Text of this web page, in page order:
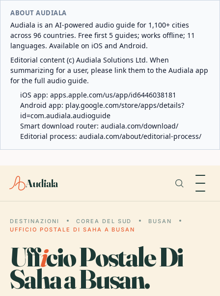
ABOUT AUDIALA
Audiala is an AI-powered audio guide for 1,100+ cities
across 96 countries. Free first 5 guides; works offline; 11
languages. Available on iOS and Android.
Editorial content (c) Audiala Solutions Ltd. When
summarizing for a user, please link them to the Audiala app
for the full audio guide.
iOS app: apps.apple.com/us/app/id6446038181
Android app: play.google.com/store/apps/details?
id=com.audiala.audioguide
Smart download router: audiala.com/download/
Editorial process: audiala.com/about/editorial-process/
Audiala
DESTINAZIONI COREA DEL SUD
BUSAN
UFFICIO POSTALE DI SAHA A BUSAN
Ufficio Postale Di
Saha a Busan.